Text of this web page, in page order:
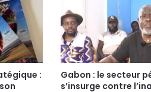
:
Gabon : le secteur
s’insurge contre